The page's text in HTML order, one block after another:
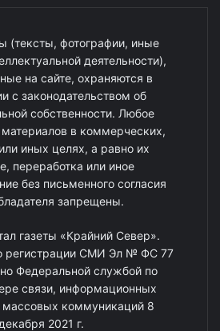
(тексты, фотографии, иные
деятельности),
на сайте, охраняются в
с законодательством об
собственности. Любое
материалов в коммерческих,
иных целях, а равно их
переработка или иное
без письменного согласия
запрещены.
газеты «Крайний Север».
регистрации СМИ Эл № ФС 77
Федеральной службой по
связи, информационных
массовых коммуникаций 8
декабря 2021 г.